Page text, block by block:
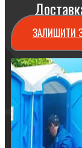
ЗАЛИШИТИ